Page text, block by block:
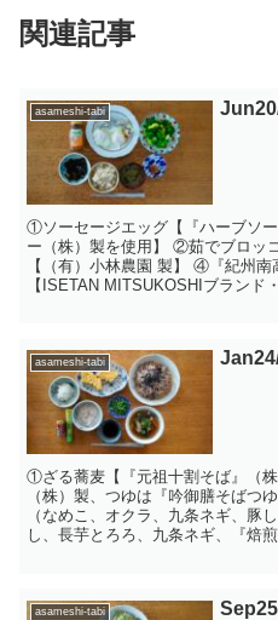
関連記事
asameshi-tabi
①ソーセージエッグ【『ハーブソ
ー（株）製を使用】 ②茹でブロッ
【（有）小林農園 製】 ④『紀州南
【ISETAN MITSUKOSHIブランド
asameshi-tabi
①ざる蕎麦【『元祖十割そば』（
（株）製、つゆは『吟御膳そばつ
（なめこ、オクラ、九条ネギ、豚
し、長芋とろろ、九条ネギ、『焙
asameshi-tabi